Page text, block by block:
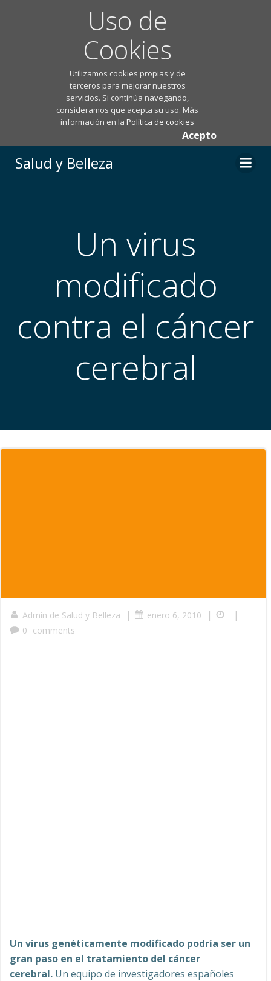
Uso de
Cookies
Utilizamos cookies propias y de
terceros para mejorar nuestros
servicios. Si continúa navegando,
consideramos que acepta su uso. Más
información en laPolítica de cookies
Acepto
Salud y Belleza
Un virus
modificado
contra el cáncer
cerebral
Admin de Salud y Belleza | enero 6, 2010 | |
0 comments
Un virus genéticamente modificado podría ser un
gran paso en el tratamiento del cáncer
cerebral. Un equipo de investigadores españoles